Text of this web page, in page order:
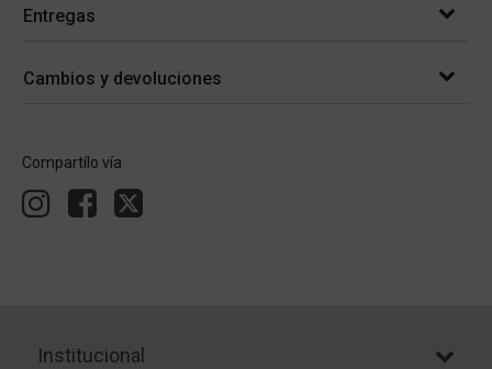
Entregas
Cambios y devoluciones
Compartílo vía
Institucional